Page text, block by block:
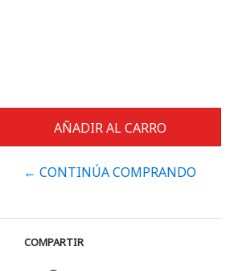
← CONTINÚA COMPRANDO
COMPARTIR